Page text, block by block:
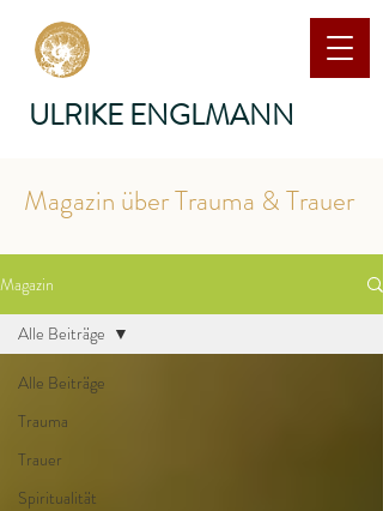
ULRIKE ENGLMANN
Magazin über Trauma & Trauer
Magazin
Alle Beiträge
Trauma
Trauer
Spiritualität
Alle Beiträge